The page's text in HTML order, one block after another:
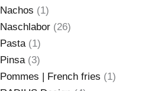
Nachos (1)
Naschlabor (26)
Pasta (1)
Pinsa (3)
Pommes | French fries (1)